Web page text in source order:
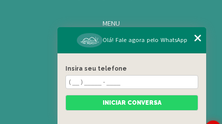
MENU
Home
Institucional
Serviços Especiais
Blog
Residência
Olá! Fale agora pelo WhatsApp
Insira seu telefone
INICIAR CONVERSA